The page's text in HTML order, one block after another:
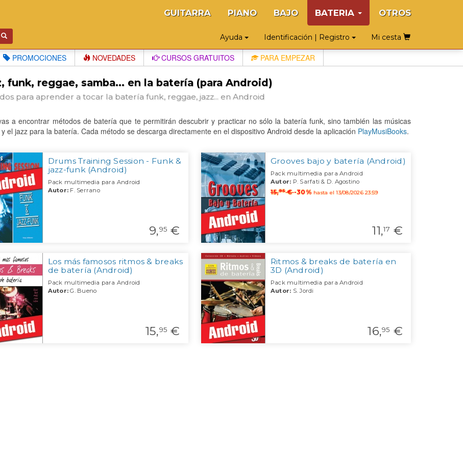
GUITARRA PIANO BAJO BATERIA OTROS
Ayuda Identificación | Registro Mi cesta
PROMOCIONES NOVEDADES CURSOS GRATUITOS PARA EMPEZAR
funk, reggae, samba... en la batería (para Android)
para aprender a tocar la batería funk, reggae, jazz... en Android
a encontrar métodos de batería que te permitirán descubrir y practicar no sólo la batería funk, sino también las músicas
y el jazz para la batería. Cada método se descarga directamente en el dispositivo Android desde la aplicación PlayMusiBooks.
Drums Training Session - Funk &
jazz-funk (Android)
Pack multimedia para Android
Autor: F. Serrano
9,95 €
Grooves bajo y batería (Android)
Pack multimedia para Android
Autor: P. Sarfati & D. Agostino
15,95€-30%hasta el 13/08/2026 23:59
11,17 €
Los más famosos ritmos & breaks
de batería (Android)
Pack multimedia para Android
Autor: G. Bueno
15,95 €
Ritmos & breaks de batería en
3D (Android)
Pack multimedia para Android
Autor: S. Jordi
16,95 €